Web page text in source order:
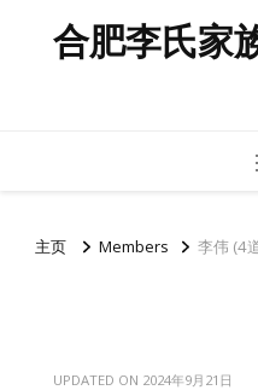
合肥李氏家
主页 Members 李伟 (4
UPDATED ON 2024年9月21日